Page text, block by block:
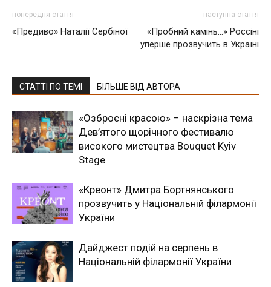
попередня стаття
«Предиво» Наталії Сербіної
наступна стаття
«Пробний камінь…» Россіні
уперше прозвучить в Україні
СТАТТІ ПО ТЕМІ БІЛЬШЕ ВІД АВТОРА
«Озброєні красою» – наскрізна тема
Дев’ятого щорічного фестивалю
високого мистецтва Bouquet Kyiv
Stage
«Креонт» Дмитра Бортнянського
прозвучить у Національній філармонії
України
Дайджест подій на серпень в
Національній філармонії України